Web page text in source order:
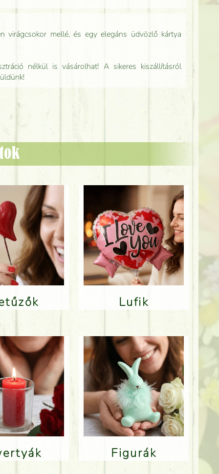
virágcsokor mellé, és egy elegáns üdvözlő kártya
nélkül is vásárolhat! A sikeres kiszállításról
Lufik
Figurák